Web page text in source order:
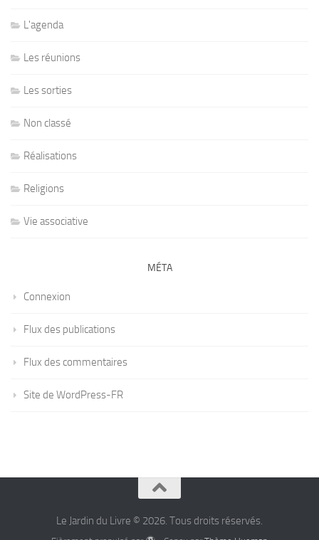
L'agenda
Les réunions
Les sorties
Non classé
Réalisations
Religions
Vie associative
MÉTA
Connexion
Flux des publications
Flux des commentaires
Site de WordPress-FR
Le Jardin du Livre © 2026. Tous droits réservés.